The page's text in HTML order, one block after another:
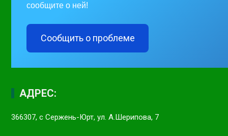
сообщите о ней!
Сообщить о проблеме
АДРЕС:
366307, с Сержень-Юрт, ул. А.Шерипова, 7